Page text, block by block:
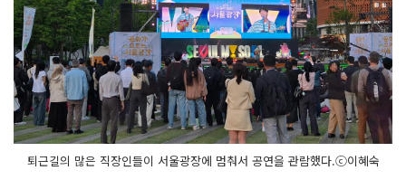
퇴근길의 많은 직장인들이 서울광장에 멈춰서 공연을 관람했다.ⓒ이혜숙